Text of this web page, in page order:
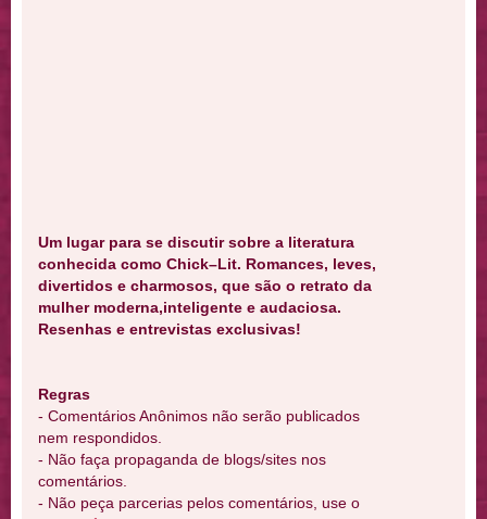
Um lugar para se discutir sobre a literatura
conhecida como Chick–Lit. Romances, leves,
divertidos e charmosos, que são o retrato da
mulher moderna,inteligente e audaciosa.
Resenhas e entrevistas exclusivas!
Regras
- Comentários Anônimos não serão publicados
nem respondidos.
- Não faça propaganda de blogs/sites nos
comentários.
- Não peça parcerias pelos comentários, use o